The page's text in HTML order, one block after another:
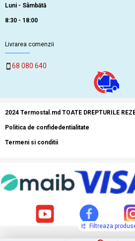
Luni - Sâmbătă
8:30 - 18:00
Livrarea comenzii
68 080 640
2024 Termostal.md TOATE DREPTURILE
Politica de confidedentialitate
Termeni si conditii
Filtreaza